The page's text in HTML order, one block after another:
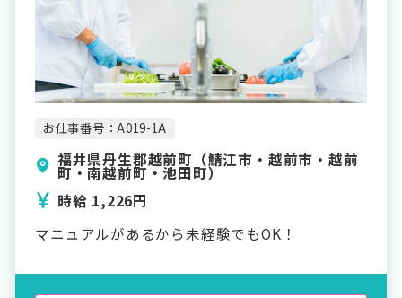
お仕事番号：A019-1A
福井県丹生郡越前町（鯖江市・越前市・越前
町・南越前町・池田町）
時給 1,226円
マニュアルがあるから未経験でもOK！